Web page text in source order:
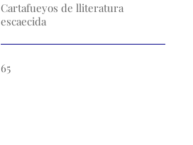
Cartafueyos de lliteratura
escaecida
65